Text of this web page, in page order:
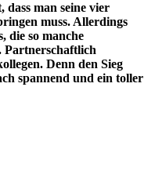
dass man seine vier
muss. Allerdings
die so manche
Partnerschaftlich
Denn den Sieg
spannend und ein toller